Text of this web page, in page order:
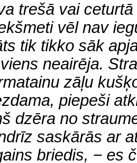
trešā vai
vēl nav
tik tikko sāk
neairēja.
zāļu
piepeši
dzēra no
saskārās ar
briedis, − es